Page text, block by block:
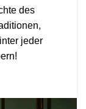
des
jeder